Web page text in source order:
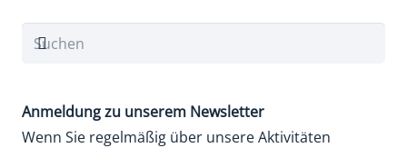
Anmeldung zu unserem Newsletter
Wenn Sie regelmäßig über unsere Aktivitäten